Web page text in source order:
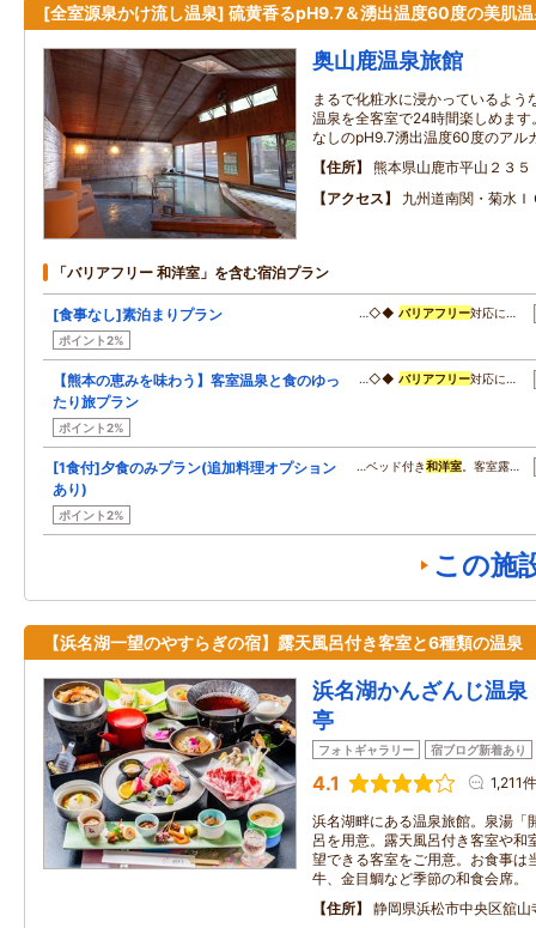
[全室源泉かけ流し温泉] 硫黄香るpH9.7＆湧出温度60度の美肌
奥山鹿温泉旅館
まるで化粧水に浸かっているよう
温泉を全客室で24時間楽しめま
なしのpH9.7湧出温度60度のアル
住所
熊本県山鹿市平山２３５
アクセス
九州道南関・菊水
「バリアフリー 和洋室」を含む宿泊プラン
[食事なし]素泊まりプラン
ポイント2%
…◇◆バリアフリー対応に…
【熊本の恵みを味わう】客室温泉と食のゆっ
たり旅プラン
ポイント2%
…◇◆バリアフリー対応に…
[1食付]夕食のみプラン(追加料理オプション
あり)
ポイント2%
…ベッド付き和洋室 。客室露…
この施
【浜名湖一望のやすらぎの宿】露天風呂付き客室と6種類の温泉
浜名湖かんざんじ温
亭
フォトギャラリー 宿ブログ新着あり
4.1 1,211件
浜名湖畔にある温泉旅館。泉湯「
呂を用意。露天風呂付き客室や和
望できる客室をご用意。お食事は
牛、金目鯛など季節の和食会席。
住所
静岡県浜松市中央区舘山